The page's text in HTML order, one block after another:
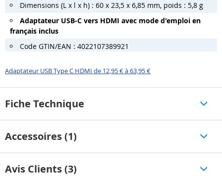
Dimensions (L x l x h) : 60 x 23,5 x 6,85 mm, poids : 5,8 g
Adaptateur USB-C vers HDMI avec mode d'emploi en
français inclus
Code GTIN/EAN : 4022107389921
Adaptateur USB Type C HDMI de 12,95 € à 63,95 €
Fiche Technique
Accessoires (1)
Avis Clients (3)